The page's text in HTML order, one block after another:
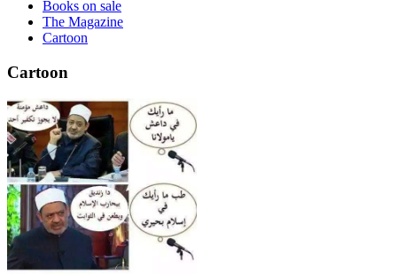
Books on sale
The Magazine
Cartoon
Cartoon